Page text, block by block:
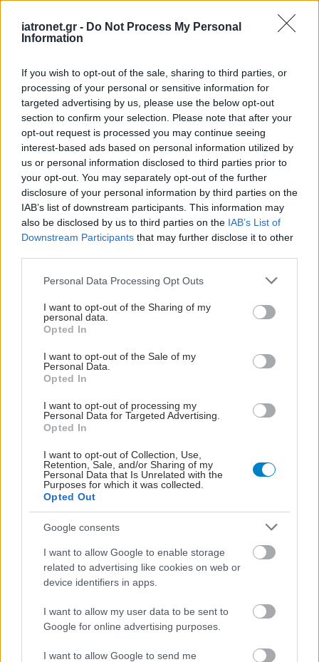
iatronet.gr - Do Not Process My Personal
Information
If you wish to opt-out of the sale, sharing to third parties, or
processing of your personal or sensitive information for
targeted advertising by us, please use the below opt-out
section to confirm your selection. Please note that after your
opt-out request is processed you may continue seeing
interest-based ads based on personal information utilized by
us or personal information disclosed to third parties prior to
your opt-out. You may separately opt-out of the further
disclosure of your personal information by third parties on the
IAB’s list of downstream participants. This information may
also be disclosed by us to third parties on the IAB’s List of
Downstream Participants that may further disclose it to other
Please note that this website/app uses one or more Google
not limited to your visit or usage behaviour. You may click to
grant or deny consent to Google and its third-party tags to
use your data for below specified purposes in below Google
consent section.
Personal Data Processing Opt Outs
I want to opt-out of the Sharing of my
personal data.
Opted In
I want to opt-out of the Sale of my
Personal Data.
Opted In
I want to opt-out of processing my
Personal Data for Targeted Advertising.
Opted In
I want to opt-out of Collection, Use,
Retention, Sale, and/or Sharing of my
Personal Data that Is Unrelated with the
Purposes for which it was collected.
Opted Out
Google consents
I want to allow Google to enable storage
related to advertising like cookies on web or
device identifiers in apps.
I want to allow my user data to be sent to
Google for online advertising purposes.
I want to allow Google to send me